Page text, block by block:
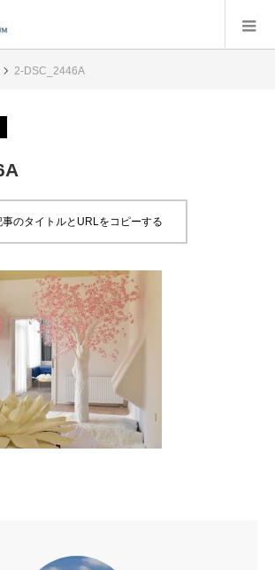
2-DSC_2446A
事のタイトルとURLをコピーする